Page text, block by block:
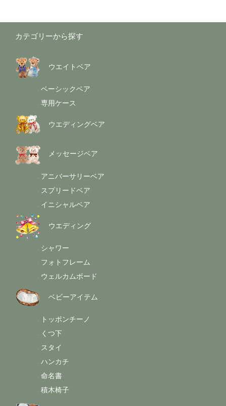
カテゴリーから探す
ウエイトベア
- ベーシックベア
- 専用ケース
ウエディングベア
メッセージベア
- アニバーサリーベア
- スプリードベア
- イニシャルベア
ウエディング
- シャワー
- フォトフレーム
- ウェルカムボード
ベビーアイテム
- トッポンチーノ
- くつ下
- スタイ
- ハンカチ
- 命名書
- 積木椅子